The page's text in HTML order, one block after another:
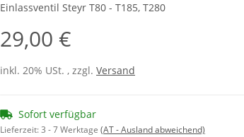
Einlassventil Steyr T80 - T185, T280
29,00 €
inkl. 20% USt. , zzgl. Versand
Sofort verfügbar
Lieferzeit:3 - 7 Werktage (AT - Ausland abweichend)